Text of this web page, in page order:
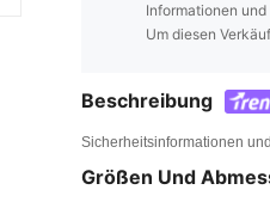
Informationen
Beschreibung
Sicherheitsinformationen
Größen Und